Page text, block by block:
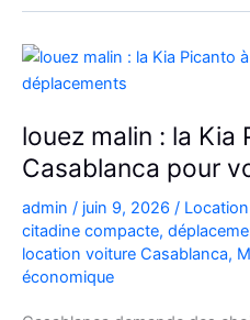
C3
à
Casablanca
louez malin : la Kia
Casablanca pour
admin / juin 9, 2026 /
citadine compacte,
location voiture Casablanca,
économique